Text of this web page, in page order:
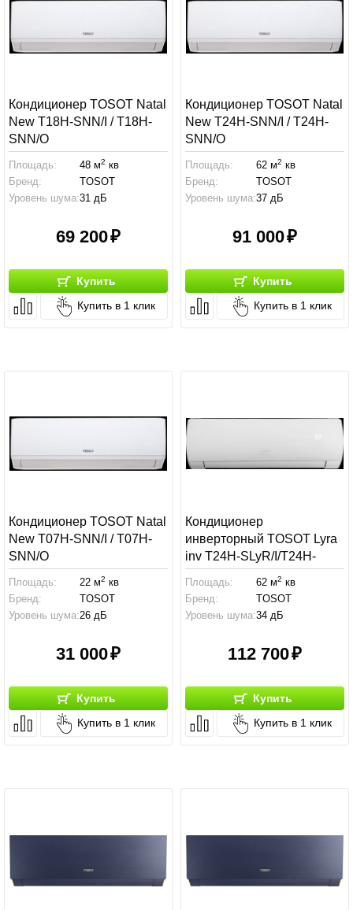
Кондиционер TOSOT Natal
New T18H-SNN/I / T18H-
SNN/O
Площадь: 48 м2 кв
Бренд:
TOSOT
Уровень шума:31 дБ
69 200
Купить
Купить в 1 клик
Кондиционер TOSOT Natal
New T24H-SNN/I / T24H-
SNN/O
Площадь: 62 м2 кв
Бренд:
TOSOT
Уровень шума:37 дБ
91 000
Купить
Купить в 1 клик
Кондиционер TOSOT Natal
New T07H-SNN/I / T07H-
SNN/O
Площадь: 22 м2 кв
Бренд:
TOSOT
Уровень шума:26 дБ
31 000
Купить
Купить в 1 клик
Кондиционер
инверторный TOSOT Lyra
inv T24H-SLyR/I/T24H-
SLyR/O
Площадь: 62 м2 кв
Бренд:
TOSOT
Уровень шума:34 дБ
112 700
Купить
Купить в 1 клик